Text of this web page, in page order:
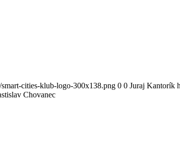
cities-klub-logo-300x138.png 0 0 Juraj Kantorík
Chovanec